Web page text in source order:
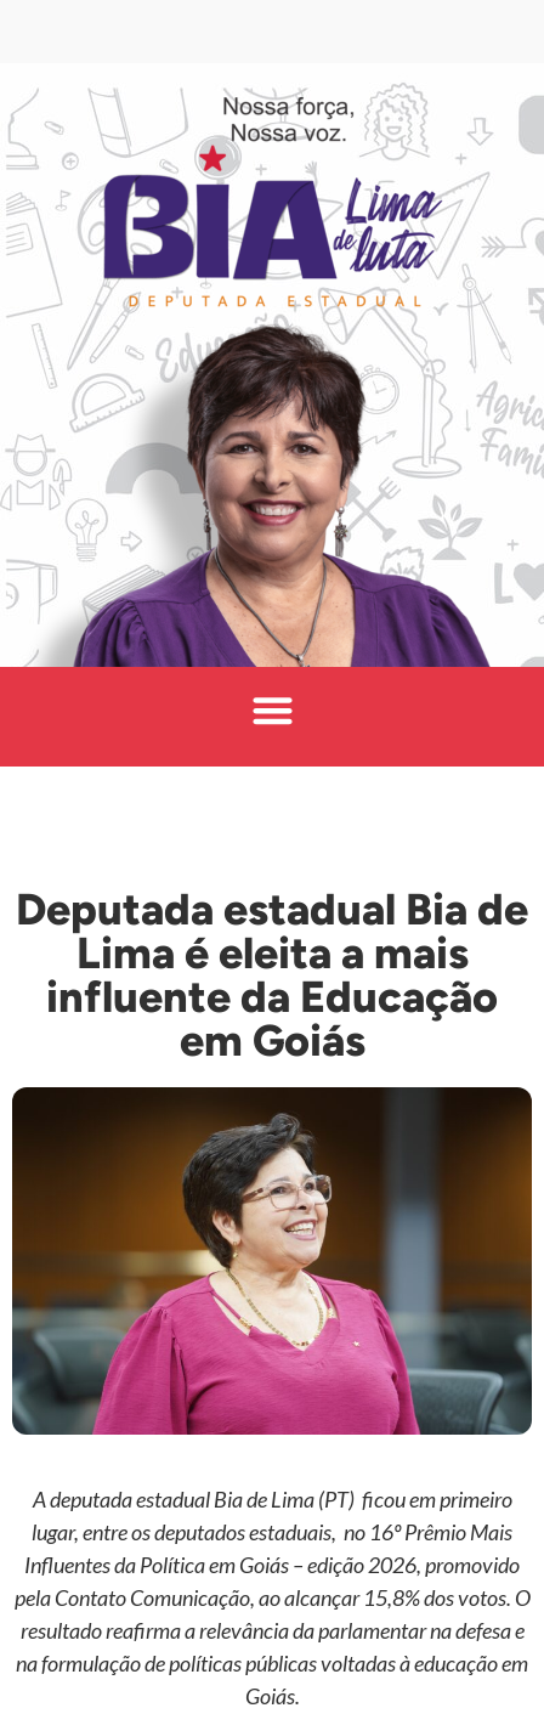
Deputada estadual Bia de
Lima é eleita a mais
influente da Educação
em Goiás
A deputada estadual Bia de Lima (PT) ficou em primeiro
lugar, entre os deputados estaduais, no 16º Prêmio Mais
Influentes da Política em Goiás – edição 2026, promovido
pela Contato Comunicação, ao alcançar 15,8% dos votos. O
resultado reafirma a relevância da parlamentar na defesa e
na formulação de políticas públicas voltadas à educação em
Goiás.